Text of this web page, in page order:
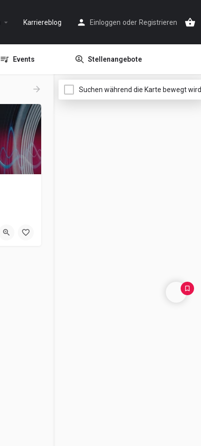
Karriereblog Einloggen oder Registrieren
Events Stellenangebote
Suchen während die Karte bewegt wird